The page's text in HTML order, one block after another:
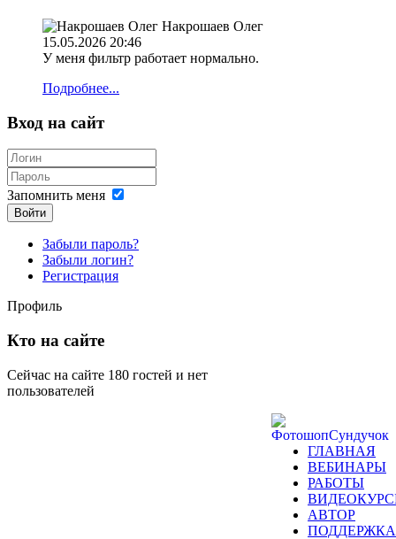
Накрошаев Олег
15.05.2026 20:46
У меня фильтр работает нормально.
Подробнее...
Вход на сайт
Запомнить меня
Войти
Забыли пароль?
Забыли логин?
Регистрация
Профиль
Кто на сайте
Сейчас на сайте 180 гостей и нет
пользователей
ГЛАВНАЯ
ВЕБИНАРЫ
РАБОТЫ
АВТОР
ПОДДЕРЖКА